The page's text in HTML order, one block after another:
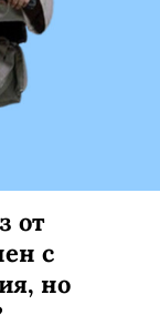
от
с
но